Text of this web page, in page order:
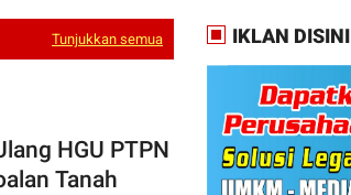
Tunjukkan semua
HGU PTPN
Tanah
IKLAN DISINI